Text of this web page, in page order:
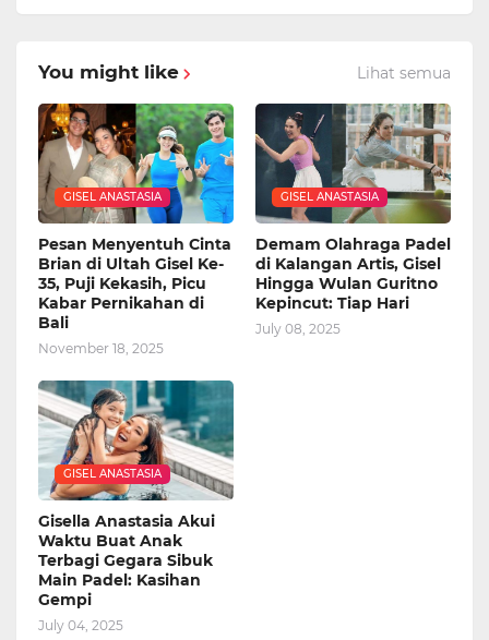
You might like Lihat semua
GISEL ANASTASIA
Pesan Menyentuh Cinta
Brian di Ultah Gisel Ke-
35, Puji Kekasih, Picu
Kabar Pernikahan di
Bali
November 18, 2025
GISEL ANASTASIA
Demam Olahraga Padel
di Kalangan Artis, Gisel
Hingga Wulan Guritno
Kepincut: Tiap Hari
July 08, 2025
GISEL ANASTASIA
Gisella Anastasia Akui
Waktu Buat Anak
Terbagi Gegara Sibuk
Main Padel: Kasihan
Gempi
July 04, 2025